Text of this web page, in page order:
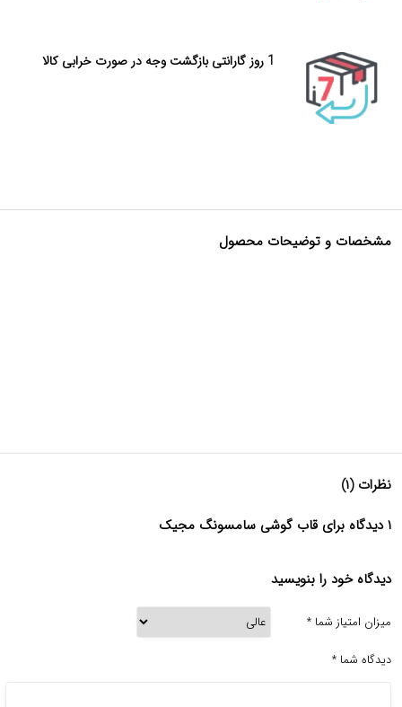
1 روز گارانتی بازگشت وجه در صورت خرابی کالا
مشخصات و توضیحات محصول
نظرات (۱)
۱ دیدگاه برای قاب گوشی سامسونگ مجیک
دیدگاه خود را بنویسید
میزان امتیاز شما *
دیدگاه شما *